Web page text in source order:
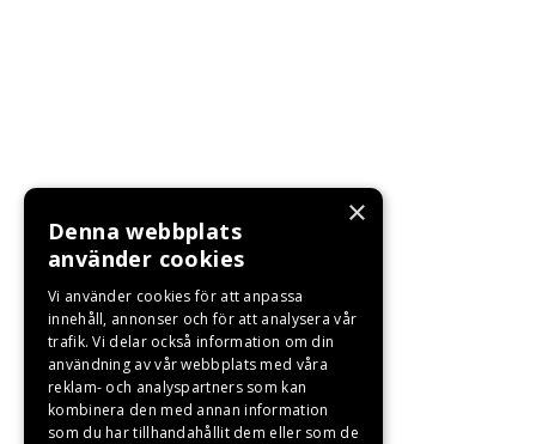
×
Denna webbplats
använder cookies
Vi använder cookies för att anpassa
innehåll, annonser och för att analysera vår
trafik. Vi delar också information om din
användning av vår webbplats med våra
reklam- och analyspartners som kan
kombinera den med annan information
som du har tillhandahållit dem eller som de